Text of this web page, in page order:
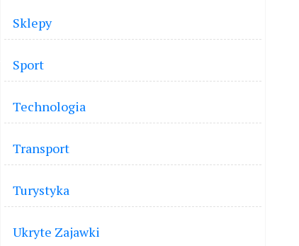
Sklepy
Sport
Technologia
Transport
Turystyka
Ukryte Zajawki